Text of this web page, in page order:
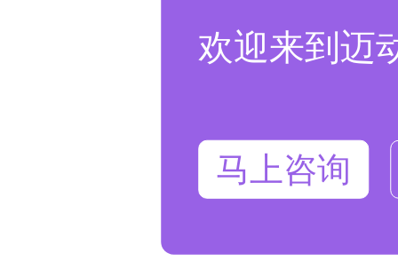
欢迎来到迈
马上咨询